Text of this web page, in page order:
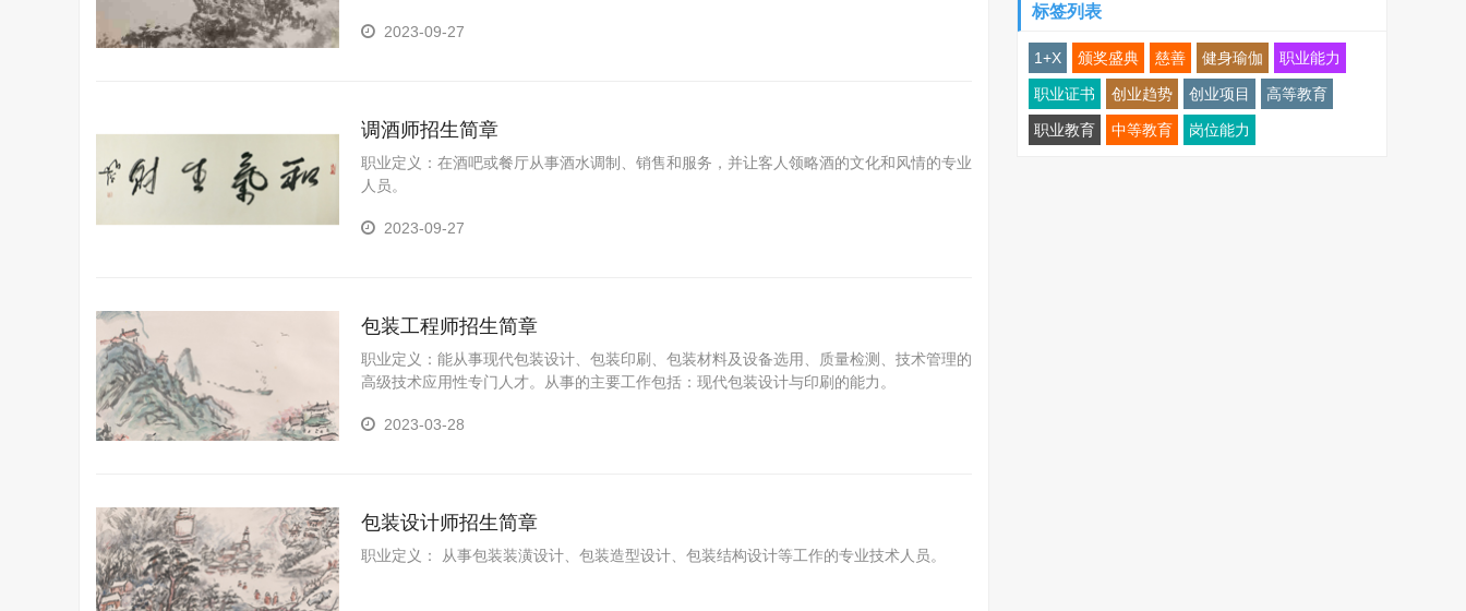
2023-09-27
调酒师招生简章
职业定义：在酒吧或餐厅从事酒水调制、销售和服务，并让客人领略酒的文化和风情的专业
人员。
2023-09-27
包装工程师招生简章
职业定义：能从事现代包装设计、包装印刷、包装材料及设备选用、质量检测、技术管理的
高级技术应用性专门人才。从事的主要工作包括：现代包装设计与印刷的能力。
2023-03-28
包装设计师招生简章
职业定义： 从事包装装潢设计、包装造型设计、包装结构设计等工作的专业技术人员。
标签列表
1+X 颁奖盛典 慈善 健身瑜伽 职业能力
职业证书 创业趋势 创业项目 高等教育
职业教育 中等教育 岗位能力